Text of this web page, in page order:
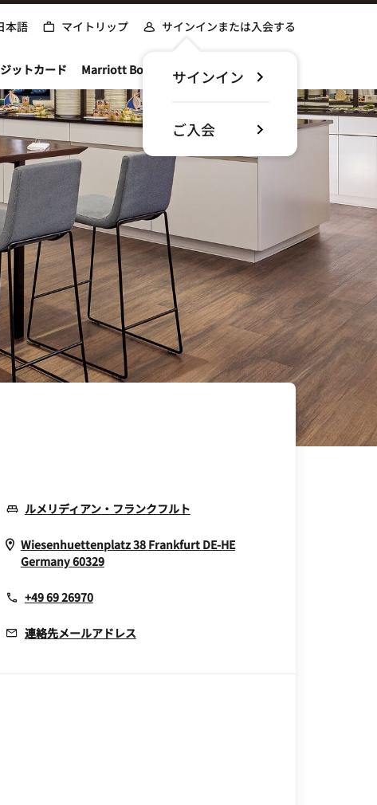
本語 マイトリップ サインインまたは入会する
サインイン
ご入会
ットカード Marriott Bonvoyについて
ルメリディアン・フランクフルトOpens In New Window
Wiesenhuettenplatz 38 Frankfurt DE-HE
Germany60329Opens In New Window
+49 69 26970
連絡先メールアドレス